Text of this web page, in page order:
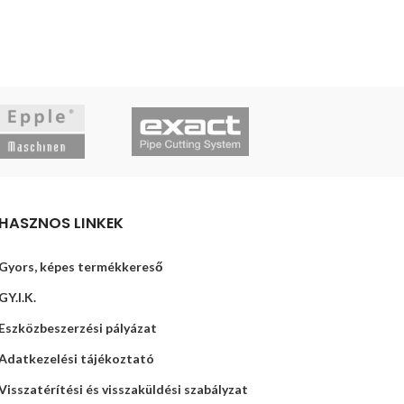
HASZNOS LINKEK
Gyors, képes termékkereső
GY.I.K.
Eszközbeszerzési pályázat
tájékoztató
és visszaküldési szabályzat